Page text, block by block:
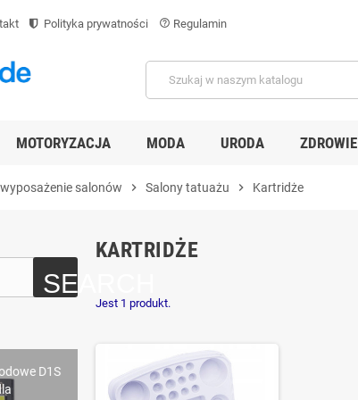
Polityka prywatności help_outline Regulamin
MOTORYZACJA MODA URODA ZDROWIE
salonów chevron_right Salony tatuażu chevron_right Kartridże
D1S
KARTRIDŻE
Jest 1 produkt.